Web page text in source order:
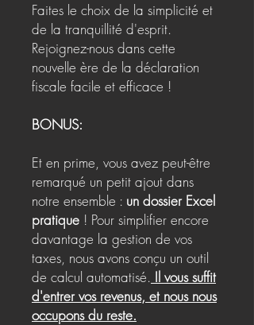
Faites le choix de la simplicité et
de la tranquillité d'esprit.
Rejoignez-nous dans cette
nouvelle ère de la déclaration
fiscale facile et efficace !
BONUS:
Et en prime, vous avez peut-être
remarqué un petit ajout dans
notre ensemble : un dossier Excel
pratique ! Pour simplifier encore
davantage la gestion de vos
taxes, nous avons conçu un outil
de calcul automatisé. Il vous suffit
d'entrer vos revenus, et nous nous
occupons du reste.